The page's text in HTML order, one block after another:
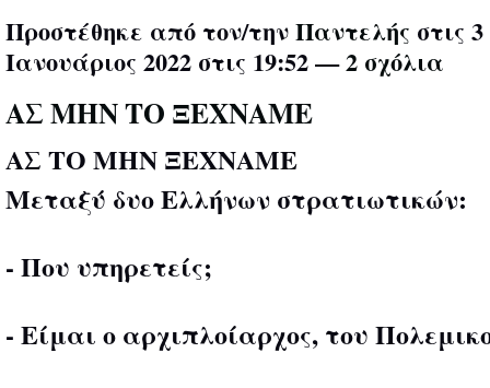
Προστέθηκε από τον/τηνΠαντελής στις 3
Ιανουάριος 2022 στις 19:52 —2 σχόλια
ΑΣ ΜΗΝ ΤΟ ΞΕΧΝΑΜΕ
ΑΣ ΤΟ ΜΗΝ ΞΕΧΝΑΜΕ
Μεταξύ δυο Ελλήνων στρατιωτικών:
- Που υπηρετείς;
- Είμαι ο αρχιπλοίαρχος, του